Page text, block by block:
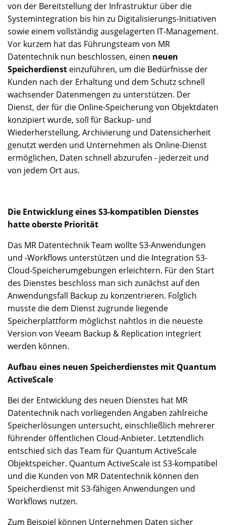
von der Bereitstellung der Infrastruktur über die
Systemintegration bis hin zu Digitalisierungs-Initiativen
sowie einem vollständig ausgelagerten IT-Management.
Vor kurzem hat das Führungsteam von MR
Datentechnik nun beschlossen, einen neuen
Speicherdienst einzuführen, um die Bedürfnisse der
Kunden nach der Erhaltung und dem Schutz schnell
wachsender Datenmengen zu unterstützen. Der
Dienst, der für die Online-Speicherung von Objektdaten
konzipiert wurde, soll für Backup- und
Wiederherstellung, Archivierung und Datensicherheit
genutzt werden und Unternehmen als Online-Dienst
ermöglichen, Daten schnell abzurufen - jederzeit und
von jedem Ort aus.
Die Entwicklung eines S3-kompatiblen Dienstes
hatte oberste Priorität
Das MR Datentechnik Team wollte S3-Anwendungen
und -Workflows unterstützen und die Integration S3-
Cloud-Speicherumgebungen erleichtern. Für den Start
des Dienstes beschloss man sich zunächst auf den
Anwendungsfall Backup zu konzentrieren. Folglich
musste die dem Dienst zugrunde liegende
Speicherplattform möglichst nahtlos in die neueste
Version von Veeam Backup & Replication integriert
werden können.
Aufbau eines neuen Speicherdienstes mit Quantum
ActiveScale
Bei der Entwicklung des neuen Dienstes hat MR
Datentechnik nach vorliegenden Angaben zahlreiche
Speicherlösungen untersucht, einschließlich mehrerer
führender öffentlichen Cloud-Anbieter. Letztendlich
entschied sich das Team für Quantum ActiveScale
Objektspeicher. Quantum ActiveScale ist S3-kompatibel
und die Kunden von MR Datentechnik können den
Speicherdienst mit S3-fähigen Anwendungen und
Workflows nutzen.
Zum Beispiel können Unternehmen Daten sicher